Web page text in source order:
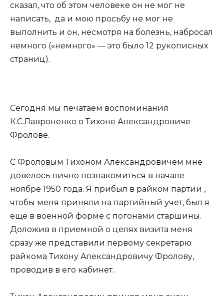
сказал, что об этом человеке он не мог не
написать, да и мою просьбу не мог не
выполнить и он, несмотря на болезнь, набросал
немного («немного» — это было 12 рукописных
страниц).
Сегодня мы печатаем воспоминания
К.С.Лавроненко о Тихоне Александровиче
Фролове.
С Фроловым Тихоном Александровичем мне
довелось лично познакомиться в начале
ноябре 1950 года. Я прибыл в райком партии ,
чтобы меня приняли на партийный учет, был я
еще в военной форме с погонами старшины.
Доложив в приемной о целях визита меня
сразу же представили первому секретарю
райкома Тихону Александровичу Фролову,
проводив в его кабинет.